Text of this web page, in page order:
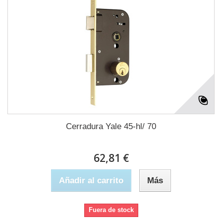
Cerradura Yale 45-hl/ 70
62,81 €
Añadir al carrito Más
Fuera de stock